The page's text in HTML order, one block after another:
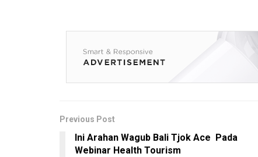
Previous Post
Ini Arahan Wagub Bali Tjok Ace Pada
Webinar Health Tourism